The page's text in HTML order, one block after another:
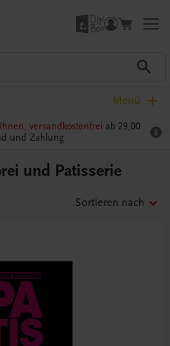
Menü
versandkostenfrei ab 29,00
und Zahlung
und Patisserie
Sortieren nach